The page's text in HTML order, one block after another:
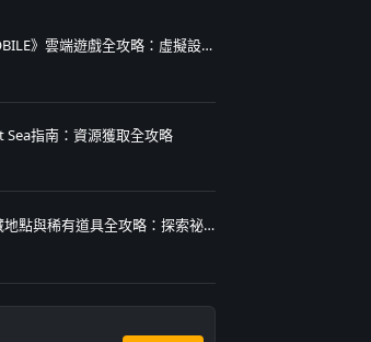
《黑色契約MOBILE》雲端遊戲全攻略：虛擬設備流暢玩
Sea指南：資源獲取全攻略
Blox Fruits隱藏地點與稀有道具全攻略：探索祕境的實用技巧與雲端遊戲優化指南